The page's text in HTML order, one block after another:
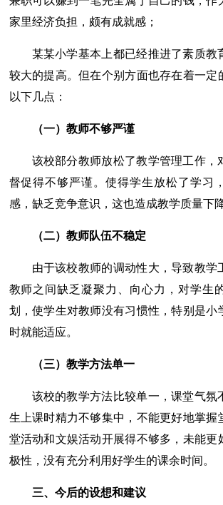
家里经济负担，颇有成就感；
某某小学基本上都已经推进了素质教
较大的提高。但在个别方面也存在着一定
以下几点：
（一）教师不够严谨
该校部分教师放松了教学管理工作，
督促得不够严谨。使得学生放松了学习
感，缺乏竞争意识，这也造成教学质量下降
（二）教师队伍不稳定
由于该校教师的调动性大，导致教学
教师之间缺乏凝聚力、向心力，对学生
划，使学生对教师没有习惯性，特别是小
时就能适应。
（三）教学方法单一
该校的教学方法比较单一，课堂气氛
生上课时精力不够集中，不能更好地掌握
堂活动和文娱活动开展得不够多，未能更
极性，没有充分利用好学生的课余时间。
三、今后的设想和建议